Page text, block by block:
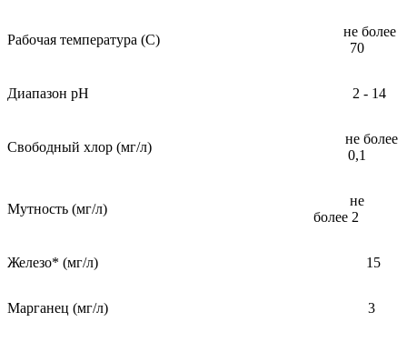
Рабочая температура (С)
не более
70
Диапазон pH 2 - 14
Свободный хлор (мг/л)
не более
0,1
Мутность (мг/л)
не
более 2
Железо* (мг/л) 15
Марганец (мг/л) 3